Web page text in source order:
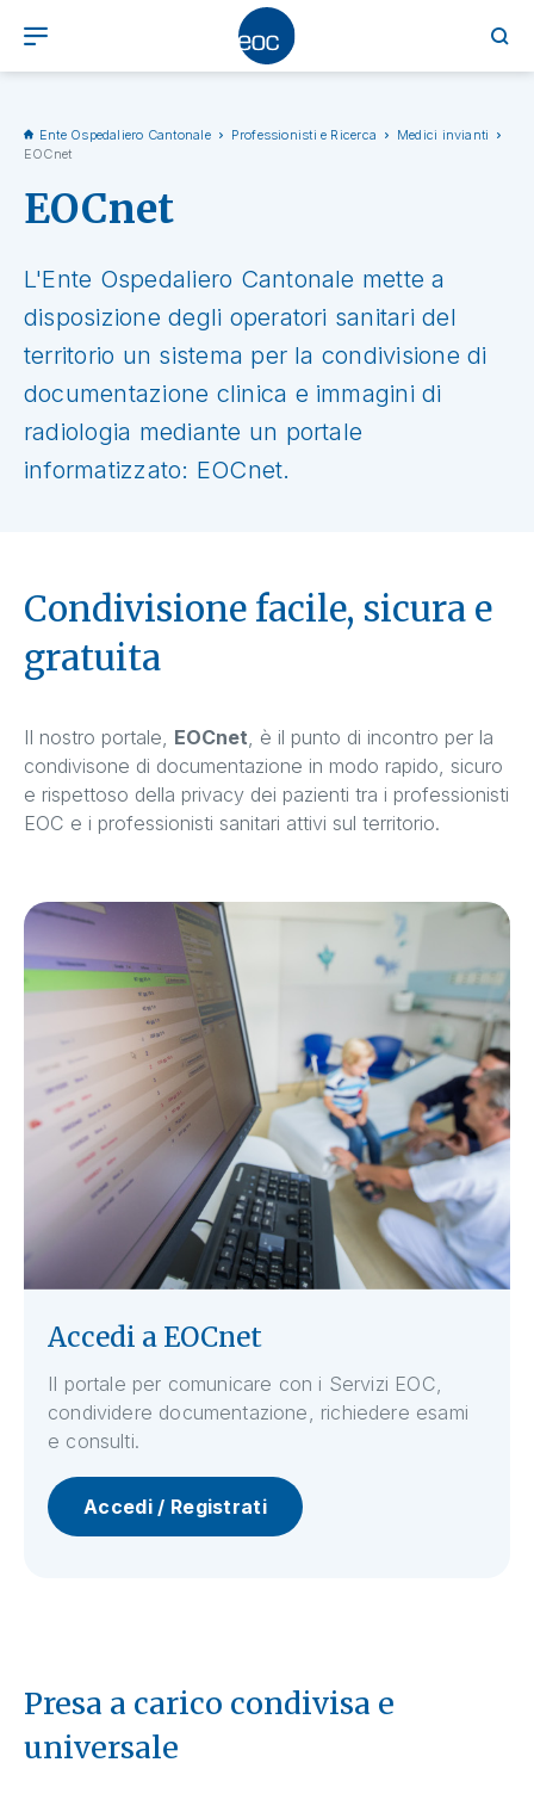
Ente Ospedaliero Cantonale Professionisti e Ricerca
Medici invianti
EOCnet
EOCnet
L'Ente Ospedaliero Cantonale mette a
disposizione degli operatori sanitari del
territorio un sistema per la condivisione di
documentazione clinica e immagini di
radiologia mediante un portale
informatizzato: EOCnet.
Condivisione facile, sicura e
gratuita
Il nostro portale, EOCnet , è il punto di incontro per la
condivisone di documentazione in modo rapido, sicuro
e rispettoso della privacy dei pazienti tra i professionisti
EOC e i professionisti sanitari attivi sul territorio.
Accedi a EOCnet
Il portale per comunicare con i Servizi EOC,
condividere documentazione, richiedere esami
e consulti.
Accedi / Registrati
Presa a carico condivisa e
universale